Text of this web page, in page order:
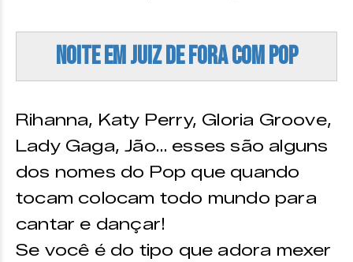
Noite em Juiz de Fora com POP
Rihanna, Katy Perry, Gloria Groove,
Lady Gaga, Jão… esses são alguns
dos nomes do Pop que quando
tocam colocam todo mundo para
cantar e dançar!
Se você é do tipo que adora mexer